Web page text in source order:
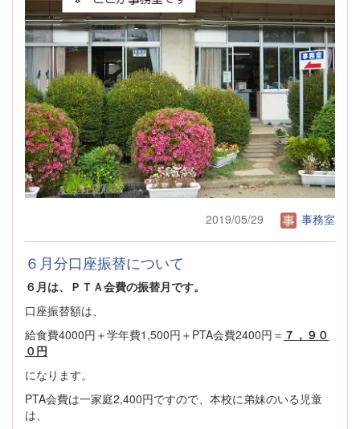
2019/05/29 事務室
６月分口座振替について
６月は、ＰＴＡ会費の振替月です。
口座振替額は、
給食費4000円＋学年費1,500円＋PTA会費2400円＝ ７，９０
０円
になります。
PTA会費は一家庭2,400円ですので、本校に弟妹のいる児童
は、